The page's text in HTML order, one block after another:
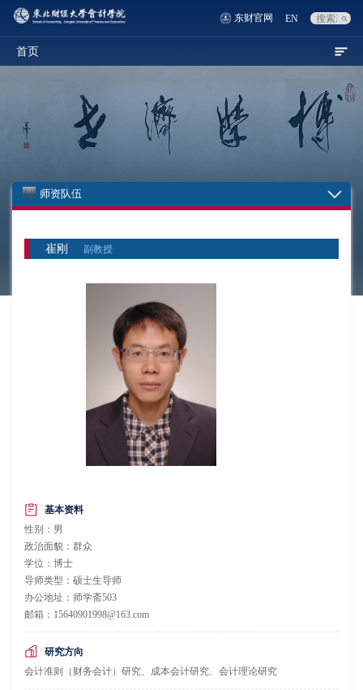
东财官网 EN
首页
师资队伍
崔刚 副教授
基本资料
性别：男
政治面貌：群众
学位：博士
导师类型：硕士生导师
办公地址：师学斋503
邮箱：15640901998@163.com
研究方向
会计准则（财务会计）研究、成本会计研究、会计理论研究